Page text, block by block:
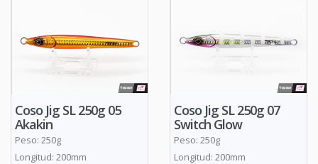
Coso Jig SL 250g 05
Akakin
Peso: 250g
Longitud: 200mm
Coso Jig SL 250g 07
Switch Glow
Peso: 250g
Longitud: 200mm